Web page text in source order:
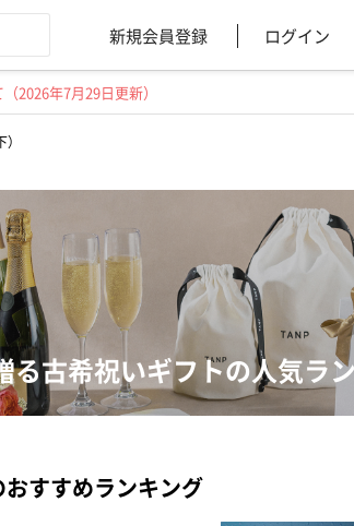
新規会員登録 ログイン
2026年7月29日更新）
る古希祝いギフトの人気ラ
すすめランキング